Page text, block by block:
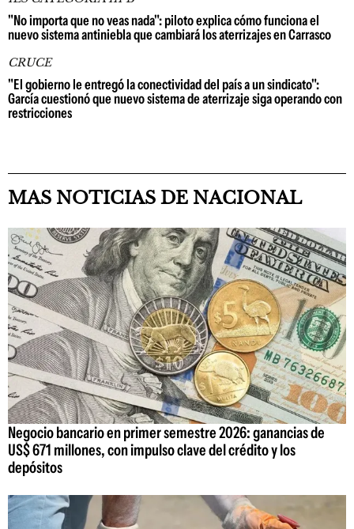
"No importa que no veas nada": piloto explica cómo funciona el
nuevo sistema antiniebla que cambiará los aterrizajes en Carrasco
CRUCE
"El gobierno le entregó la conectividad del país a un sindicato":
García cuestionó que nuevo sistema de aterrizaje siga operando con
restricciones
MAS NOTICIAS DE NACIONAL
Negocio bancario en primer semestre 2026: ganancias de
US$ 671 millones, con impulso clave del crédito y los
depósitos